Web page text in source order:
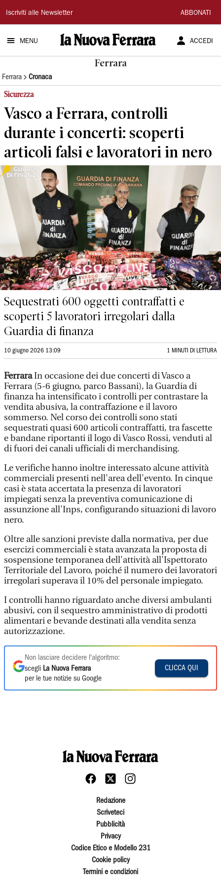
La
Nuova
Ferrara
Iscriviti alle Newsletter ABBONATI
MENU ACCEDI
Ferrara
Ferrara Cronaca
Sicurezza
Vasco a Ferrara, controlli
durante i concerti: scoperti
articoli falsi e lavoratori in nero
Sequestrati 600 oggetti contraffatti e
scoperti 5 lavoratori irregolari dalla
Guardia di finanza
10 giugno 2026 13:09 1 MINUTI DI LETTURA
FerraraIn occasione dei due concerti di Vasco a
Ferrara (5-6 giugno, parco Bassani), la Guardia di
finanza ha intensificato i controlli per contrastare la
vendita abusiva, la contraffazione e il lavoro
sommerso. Nel corso dei controlli sono stati
sequestrati quasi 600 articoli contraffatti, tra fascette
e bandane riportanti il logo di Vasco Rossi, venduti al
di fuori dei canali ufficiali di merchandising.
Le verifiche hanno inoltre interessato alcune attività
commerciali presenti nell'area dell'evento. In cinque
casi è stata accertata la presenza di lavoratori
impiegati senza la preventiva comunicazione di
assunzione all'Inps, configurando situazioni di lavoro
nero.
Oltre alle sanzioni previste dalla normativa, per due
esercizi commerciali è stata avanzata la proposta di
sospensione temporanea dell'attività all'Ispettorato
Territoriale del Lavoro, poiché il numero dei lavoratori
irregolari superava il 10% del personale impiegato.
I controlli hanno riguardato anche diversi ambulanti
abusivi, con il sequestro amministrativo di prodotti
alimentari e bevande destinati alla vendita senza
autorizzazione.
Non lasciare decidere l'algoritmo:
scegli La Nuova Ferrara
per le tue notizie su Google
CLICCA QUI
Redazione
Scriveteci
Pubblicità
Privacy
Codice Etico e Modello 231
Cookie policy
Termini e condizioni